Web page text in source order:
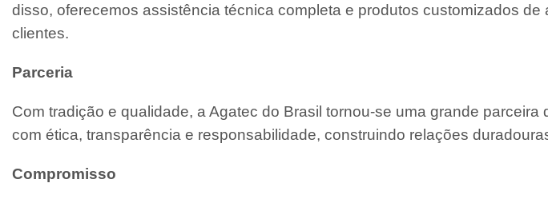
disso, oferecemos assistência técnica completa e produtos customizados
clientes.
Parceria
Com tradição e qualidade, a Agatec do Brasil tornou-se uma grande parceira
com ética, transparência e responsabilidade, construindo relações
Compromisso